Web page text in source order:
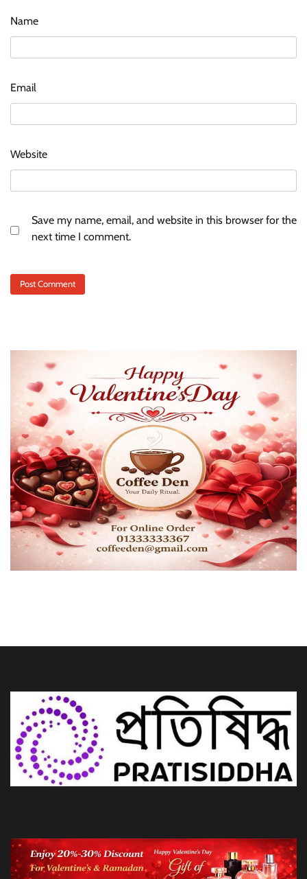
Name
Email
Website
Save my name, email, and website in this browser for the
next time I comment.